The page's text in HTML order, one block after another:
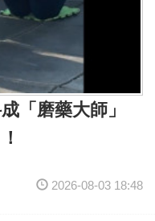
「磨藥大師」
！
2026-08-03 18:48